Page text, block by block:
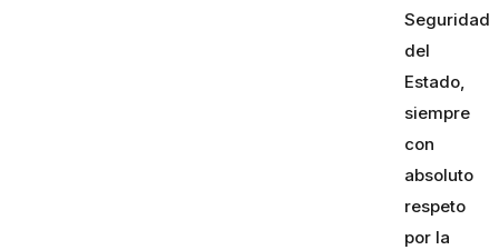
Seguridad
del
Estado,
siempre
con
absoluto
respeto
por la